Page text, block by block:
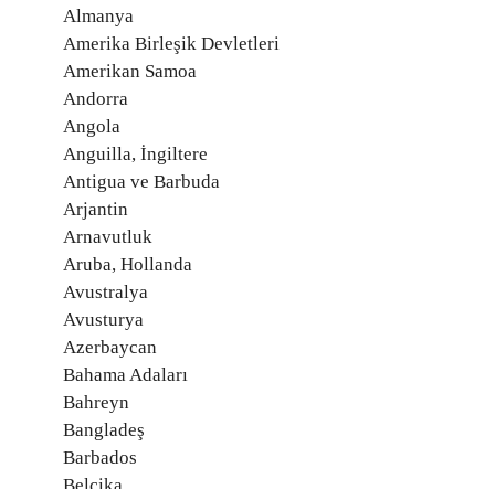
Almanya
Amerika Birleşik Devletleri
Amerikan Samoa
Andorra
Angola
Anguilla, İngiltere
Antigua ve Barbuda
Arjantin
Arnavutluk
Aruba, Hollanda
Avustralya
Avusturya
Azerbaycan
Bahama Adaları
Bahreyn
Bangladeş
Barbados
Belçika